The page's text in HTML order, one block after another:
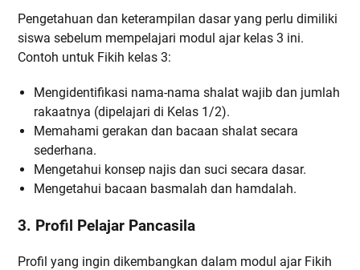
Pengetahuan dan keterampilan dasar yang perlu dimiliki
siswa sebelum mempelajari modul ajar kelas 3 ini.
Contoh untuk Fikih kelas 3:
Mengidentifikasi nama-nama shalat wajib dan jumlah
rakaatnya (dipelajari di Kelas 1/2).
Memahami gerakan dan bacaan shalat secara
sederhana.
Mengetahui konsep najis dan suci secara dasar.
Mengetahui bacaan basmalah dan hamdalah.
3. Profil Pelajar Pancasila
Profil yang ingin dikembangkan dalam modul ajar Fikih